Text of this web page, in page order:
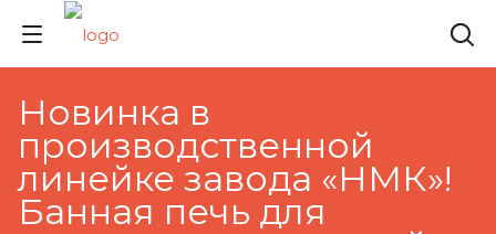
Новинка в
производственной
линейке завода «НМК»!
Банная печь для